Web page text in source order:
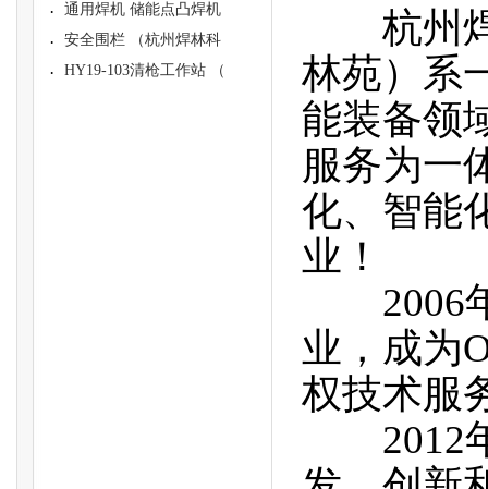
· 通用焊机 储能点凸焊机
· 安全围栏 （杭州焊林科
· HY19-103清枪工作站 （
杭州焊
林苑）系
能装备领
服务为一
化、智能
业！
2006年
业，成为
权技术服
2012年